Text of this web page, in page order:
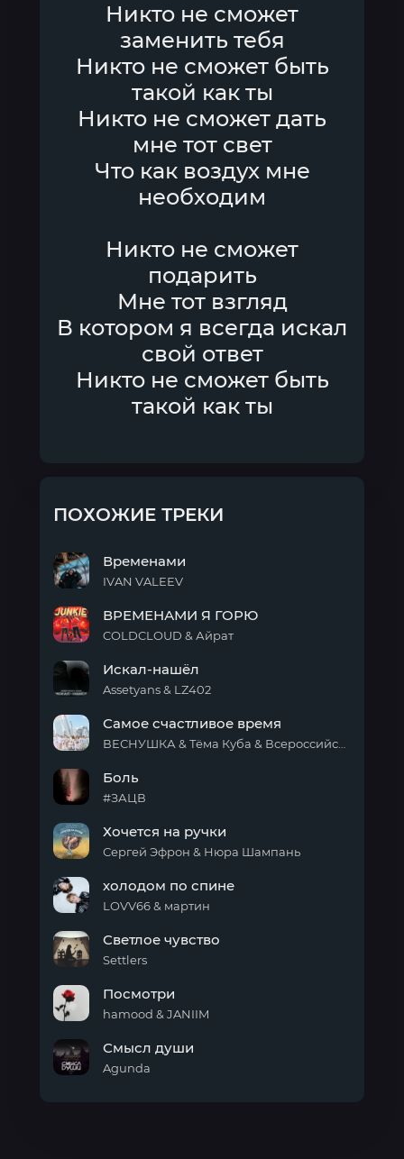
Никто не сможет
заменить тебя
Никто не сможет быть
такой как ты
Никто не сможет дать
мне тот свет
Что как воздух мне
необходим
Никто не сможет
подарить
Мне тот взгляд
В котором я всегда искал
свой ответ
Никто не сможет быть
такой как ты
ПОХОЖИЕ ТРЕКИ
Временами
IVAN VALEEV
Я
ГОРЮ
ВРЕМЕНАМИ Я ГОРЮ
COLDCLOUD & Айрат
нашёл
Искал-нашёл
Assetyans & LZ402
счастливое
время
Самое счастливое время
Боль
#ЗАЦВ
на
ручки
Хочется на ручки
Сергей Эфрон & Нюра Шампань
по
спине
холодом по спине
LOVV66 & мартин
чувство
Светлое чувство
Settlers
Посмотри
hamood & JANIIM
Смысл души
Agunda